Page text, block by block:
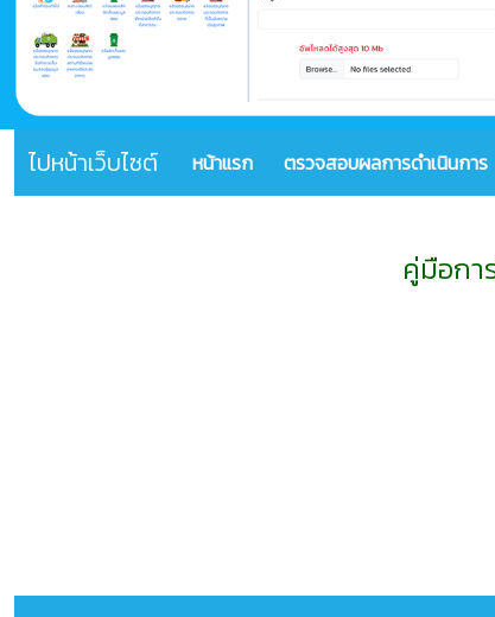
ไปหน้าเว็บไซต์ หน้าแรก ตรวจสอบผลการดำเนินการ
คู่มือกา